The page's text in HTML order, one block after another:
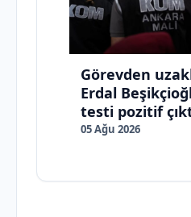
Görevden
Erdal
testi pozitif
05 Ağu 2026